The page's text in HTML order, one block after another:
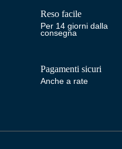
Reso facile
Per 14 giorni dalla
consegna
Pagamenti sicuri
Anche a rate